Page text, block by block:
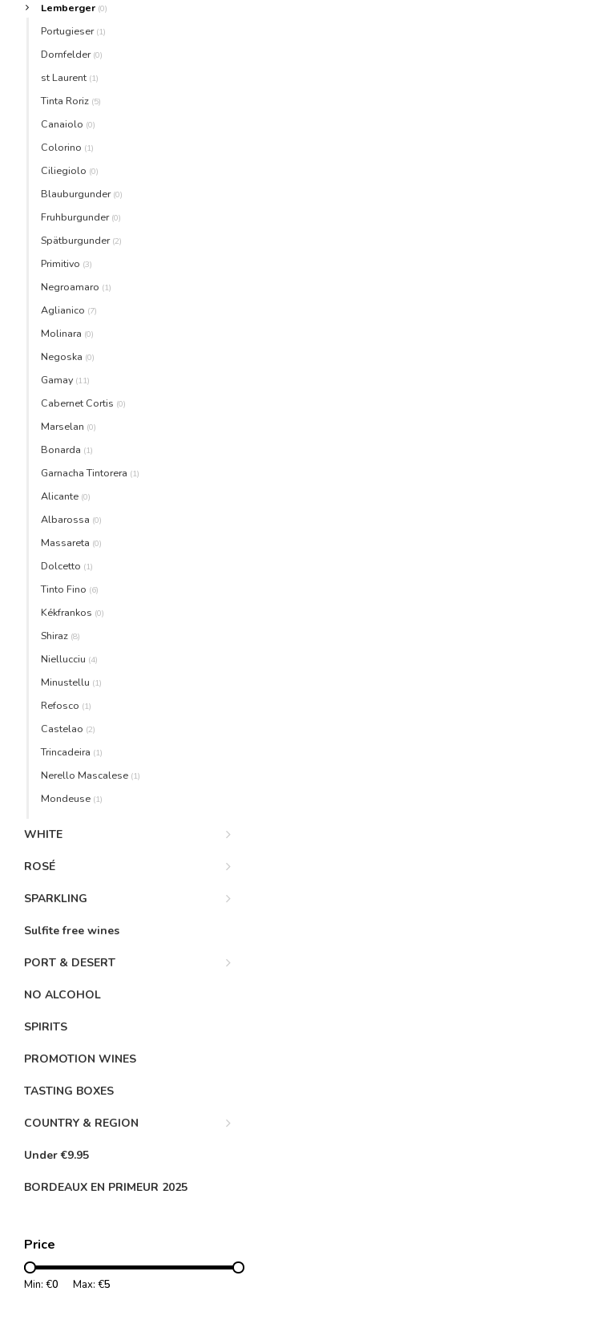
Lemberger (0)
Portugieser (1)
Dornfelder (0)
st Laurent (1)
Tinta Roriz (5)
Canaiolo (0)
Colorino (1)
Ciliegiolo (0)
Blauburgunder (0)
Fruhburgunder (0)
Spätburgunder (2)
Primitivo (3)
Negroamaro (1)
Aglianico (7)
Molinara (0)
Negoska (0)
Gamay (11)
Cabernet Cortis (0)
Marselan (0)
Bonarda (1)
Garnacha Tintorera (1)
Alicante (0)
Albarossa (0)
Massareta (0)
Dolcetto (1)
Tinto Fino (6)
Kékfrankos (0)
Shiraz (8)
Niellucciu (4)
Minustellu (1)
Refosco (1)
Castelao (2)
Trincadeira (1)
Nerello Mascalese (1)
Mondeuse (1)
WHITE
ROSÉ
SPARKLING
Sulfite free wines
PORT & DESERT
NO ALCOHOL
SPIRITS
PROMOTION WINES
TASTING BOXES
COUNTRY & REGION
Under €9.95
BORDEAUX EN PRIMEUR 2025
Price
Min: €0 Max: €5